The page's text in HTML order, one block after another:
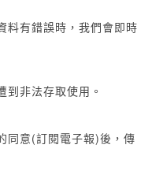
料有錯誤時，我們會即時
非法存取使用。
同意(訂閱電子報)後，傳